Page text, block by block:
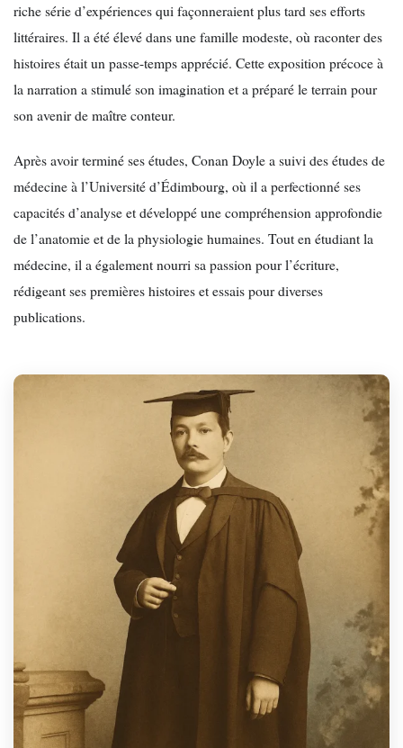
riche série d’expériences qui façonneraient plus tard ses efforts
littéraires. Il a été élevé dans une famille modeste, où raconter des
histoires était un passe-temps apprécié. Cette exposition précoce à
la narration a stimulé son imagination et a préparé le terrain pour
son avenir de maître conteur.
Après avoir terminé ses études, Conan Doyle a suivi des études de
médecine à l’Université d’Édimbourg, où il a perfectionné ses
capacités d’analyse et développé une compréhension approfondie
de l’anatomie et de la physiologie humaines. Tout en étudiant la
médecine, il a également nourri sa passion pour l’écriture,
rédigeant ses premières histoires et essais pour diverses
publications.